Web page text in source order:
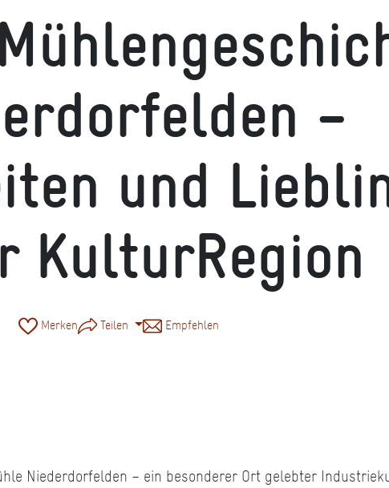
–
und
KulturRegion
Merken Teilen Empfehlen
Niederdorfelden – ein besonderer Ort gelebter